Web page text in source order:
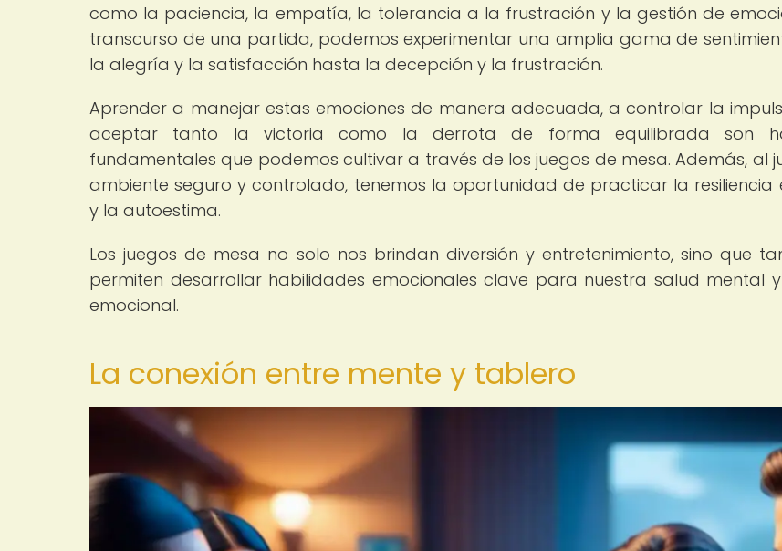
como la paciencia, la empatía, la tolerancia a la frustración y la gestión de
transcurso de una partida, podemos experimentar una amplia gama de
la alegría y la satisfacción hasta la decepción y la frustración.
Aprender a manejar estas emociones de manera adecuada, a controlar la
aceptar tanto la victoria como la derrota de forma equilibrada son
fundamentales que podemos cultivar a través de los juegos de mesa. Además, al
ambiente seguro y controlado, tenemos la oportunidad de practicar la resiliencia
y la autoestima.
Los juegos de mesa no solo nos brindan diversión y entretenimiento, sino que
permiten desarrollar habilidades emocionales clave para nuestra salud mental
emocional.
La conexión entre mente y tablero